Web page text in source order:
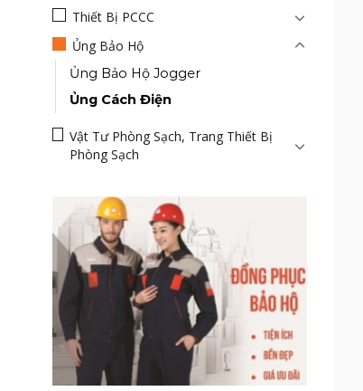
Thiết Bị PCCC
Ủng Bảo Hộ
Ủng Bảo Hộ Jogger
Ủng Cách Điện
Vật Tư Phòng Sạch, Trang Thiết Bị
Phòng Sạch